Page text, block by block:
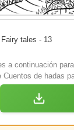
tales - 13
a continuación
Cuentos de hadas